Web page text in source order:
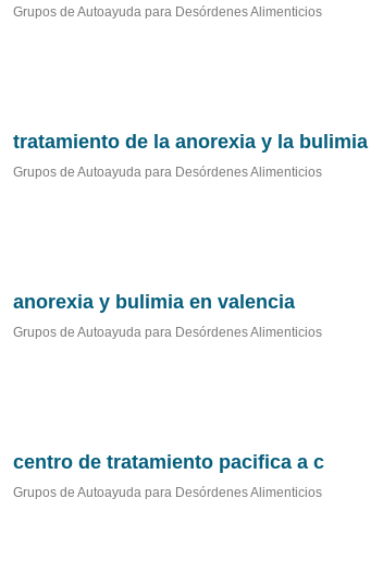
Grupos de Autoayuda para Desórdenes Alimenticios
tratamiento de la anorexia y la bulimia
Grupos de Autoayuda para Desórdenes Alimenticios
anorexia y bulimia en valencia
Grupos de Autoayuda para Desórdenes Alimenticios
centro de tratamiento pacifica a c
Grupos de Autoayuda para Desórdenes Alimenticios